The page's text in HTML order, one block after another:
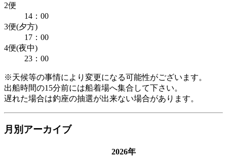
2便
14：00
3便(夕方)
17：00
4便(夜中)
23：00
※天候等の事情により変更になる可能性がございます。
出船時間の15分前には船着場へ集合して下さい。
遅れた場合は釣座の抽選が出来ない場合があります。
月別アーカイブ
2026年